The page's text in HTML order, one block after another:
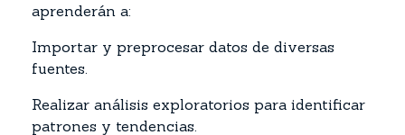
aprenderán a:
Importar y preprocesar datos de diversas
fuentes.
Realizar análisis exploratorios para identificar
patrones y tendencias.